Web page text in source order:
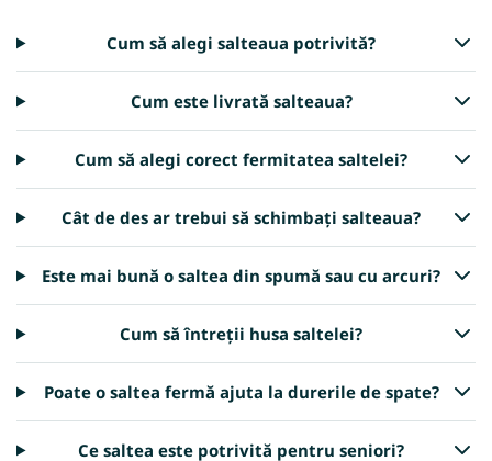
Cum să alegi salteaua potrivită?
Cum este livrată salteaua?
Cum să alegi corect fermitatea saltelei?
Cât de des ar trebui să schimbați salteaua?
Este mai bună o saltea din spumă sau cu arcuri?
Cum să întreții husa saltelei?
Poate o saltea fermă ajuta la durerile de spate?
Ce saltea este potrivită pentru seniori?